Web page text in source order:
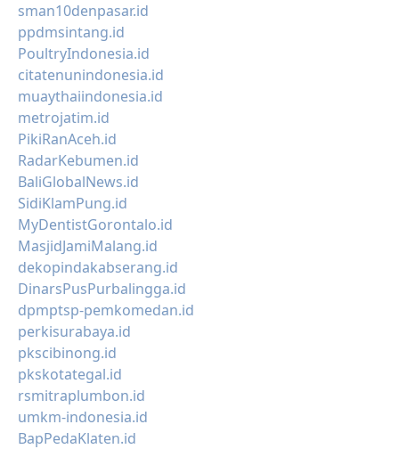
sman10denpasar.id
ppdmsintang.id
PoultryIndonesia.id
citatenunindonesia.id
muaythaiindonesia.id
metrojatim.id
PikiRanAceh.id
RadarKebumen.id
BaliGlobalNews.id
SidiKlamPung.id
MyDentistGorontalo.id
MasjidJamiMalang.id
dekopindakabserang.id
DinarsPusPurbalingga.id
dpmptsp-pemkomedan.id
perkisurabaya.id
pkscibinong.id
pkskotategal.id
rsmitraplumbon.id
umkm-indonesia.id
BapPedaKlaten.id